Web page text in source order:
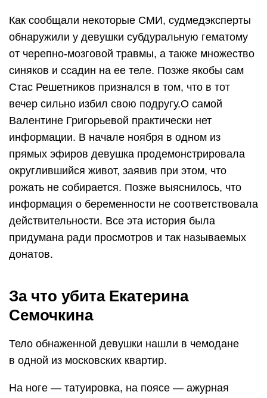
Как сообщали некоторые СМИ, судмедэксперты
обнаружили у девушки субдуральную гематому
от черепно-мозговой травмы, а также множество
синяков и ссадин на ее теле. Позже якобы сам
Стас Решетников признался в том, что в тот
вечер сильно избил свою подругу.О самой
Валентине Григорьевой практически нет
информации. В начале ноября в одном из
прямых эфиров девушка продемонстрировала
округлившийся живот, заявив при этом, что
рожать не собирается. Позже выяснилось, что
информация о беременности не соответствовала
действительности. Все эта история была
придумана ради просмотров и так называемых
донатов.
За что убита Екатерина
Семочкина
Тело обнаженной девушки нашли в чемодане
в одной из московских квартир.
На ноге — татуировка, на поясе — ажурная